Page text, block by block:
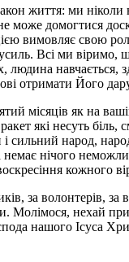
життя: ми
може домогтися
вимовляє свою
Всі ми віримо,
людина навчається,
отримати Його
місяців як на
які несуть
сильний народ,
немає нічого
кожного
за волонтерів,
Молімося, нехай
нашого Ісуса